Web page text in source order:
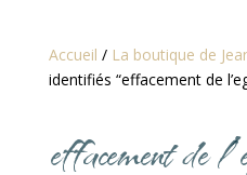
Accueil / La boutique de
identifiés “effacement de
effacement de